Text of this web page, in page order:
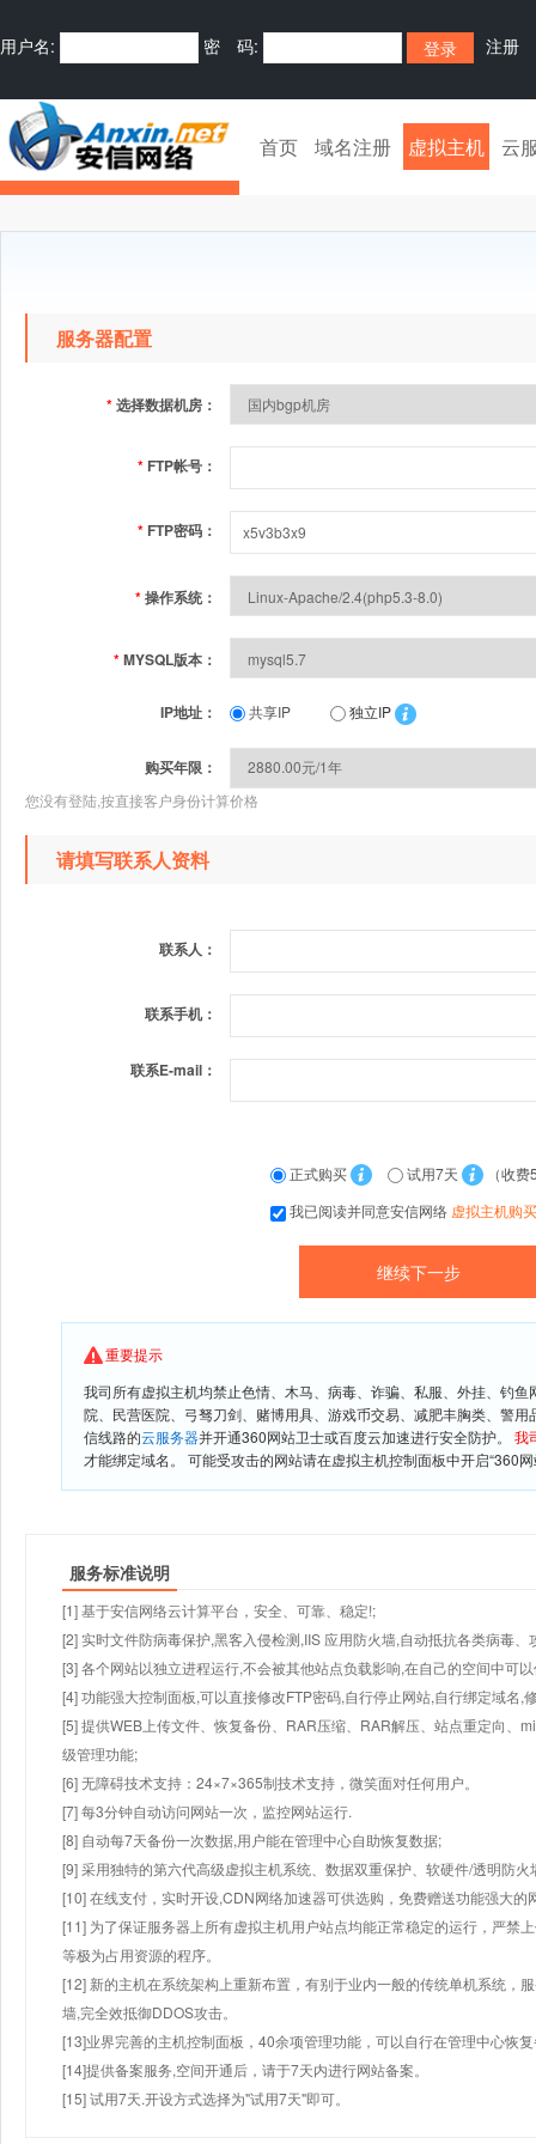
用户名: 密 码: 注册
首页 域名注册 虚拟主机 云
服务器配置
*选择数据机房：
* FTP帐号：
* FTP密码：
*操作系统：
*MYSQL版本：
IP地址： 共享IP 独立IP
购买年限：
您没有登陆,按直接客户身份计算价格
请填写联系人资料
联系人：
联系手机：
联系E-mail：
正式购买 试用7天
（收费
我已阅读并同意安信网络 虚拟主机购
重要提示
我司所有虚拟主机均禁止色情、木马、病毒、诈骗、私服、外挂、钓
院、民营医院、弓驽刀剑、赌博用具、游戏币交易、减肥丰胸类、警
信线路的云服务器并开通360网站卫士或百度云加速进行安全防护。 我
才能绑定域名。 可能受攻击的网站请在虚拟主机控制面板中开启“360
服务标准说明
[1] 基于安信网络云计算平台，安全、可靠、稳定!;
[2] 实时文件防病毒保护,黑客入侵检测,IIS 应用防火墙,自动抵抗各类病毒、
[3] 各个网站以独立进程运行,不会被其他站点负载影响,在自己的空间中可
[4] 功能强大控制面板,可以直接修改FTP密码,自行停止网站,自行绑定域名,
[5] 提供WEB上传文件、恢复备份、RAR压缩、RAR解压、站点重定向、
级管理功能;
[6] 无障碍技术支持：24×7×365制技术支持，微笑面对任何用户。
[7] 每3分钟自动访问网站一次，监控网站运行.
[8] 自动每7天备份一次数据,用户能在管理中心自助恢复数据;
[9] 采用独特的第六代高级虚拟主机系统、数据双重保护、软硬件/透明防火
[10] 在线支付，实时开设,CDN网络加速器可供选购，免费赠送功能强大
[11] 为了保证服务器上所有虚拟主机用户站点均能正常稳定的运行，严禁
等极为占用资源的程序。
[12] 新的主机在系统架构上重新布置，有别于业内一般的传统单机系统，
墙,完全效抵御DDOS攻击。
[13]业界完善的主机控制面板，40余项管理功能，可以自行在管理中心恢
[14]提供备案服务,空间开通后，请于7天内进行网站备案。
[15] 试用7天.开设方式选择为"试用7天"即可。